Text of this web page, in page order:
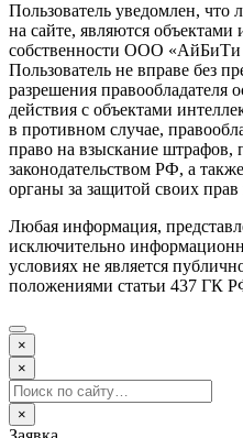
Пользователь уведомлен,
на сайте, являются объектами
собственности ООО «АйБиТи
Пользователь не вправе без
разрешения правообладателя
действия с объектами
в противном случае,
право на взыскание штрафов,
законодательством РФ, а
органы за защитой своих
Любая информация,
исключительно
условиях не является
положениями статьи 437 ГК
×
×
×